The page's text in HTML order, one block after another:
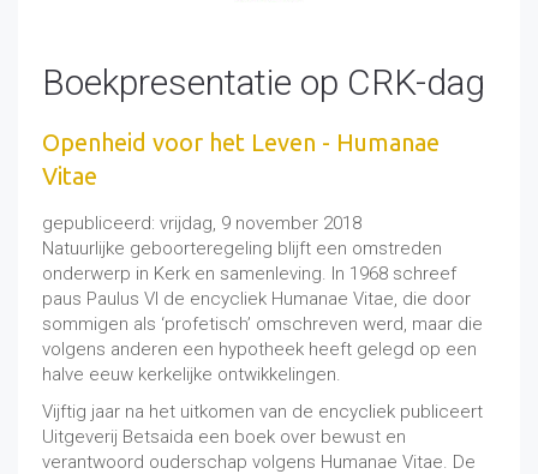
Boekpresentatie op CRK-dag
Openheid voor het Leven - Humanae
Vitae
gepubliceerd: vrijdag, 9 november 2018
Natuurlijke geboorteregeling blijft een omstreden
onderwerp in Kerk en samenleving. In 1968 schreef
paus Paulus VI de encycliek Humanae Vitae, die door
sommigen als ‘profetisch’ omschreven werd, maar die
volgens anderen een hypotheek heeft gelegd op een
halve eeuw kerkelijke ontwikkelingen.
Vijftig jaar na het uitkomen van de encycliek publiceert
Uitgeverij Betsaida een boek over bewust en
verantwoord ouderschap volgens Humanae Vitae. De